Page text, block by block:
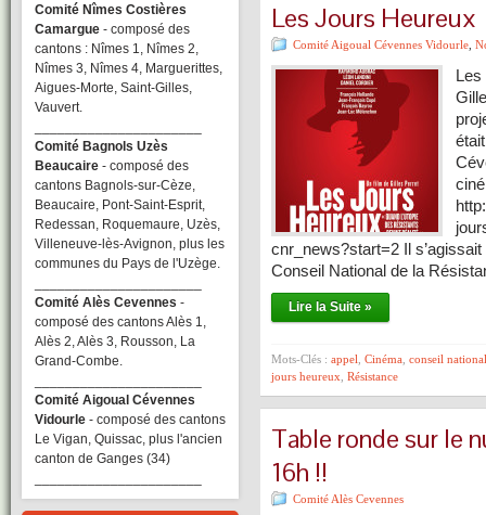
Comité Nîmes Costières
Camargue - composé des
cantons : Nîmes 1, Nîmes 2,
Nîmes 3, Nîmes 4, Marguerittes,
Aigues-Morte, Saint-Gilles,
Vauvert.
Comité Bagnols Uzès
Beaucaire - composé des
cantons Bagnols-sur-Cèze,
Beaucaire, Pont-Saint-Esprit,
Redessan, Roquemaure, Uzès,
Villeneuve-lès-Avignon, plus les
communes du Pays de l'Uzège.
Comité Alès Cevennes -
composé des cantons Alès 1,
Alès 2, Alès 3, Rousson, La
Grand-Combe.
Comité Aigoual Cévennes
Vidourle - composé des cantons
Le Vigan, Quissac, plus l'ancien
canton de Ganges (34)
Les Jours Heureux
Comité Aigoual Cévennes Vidourle
Les
cnr_news?start=2 Il
Conseil National de la
Lire la Suite »
Mots-Clés : appel Cinéma conseil
jours heureux Résistance
Table ronde sur le
16h !!
Comité Alès Cevennes